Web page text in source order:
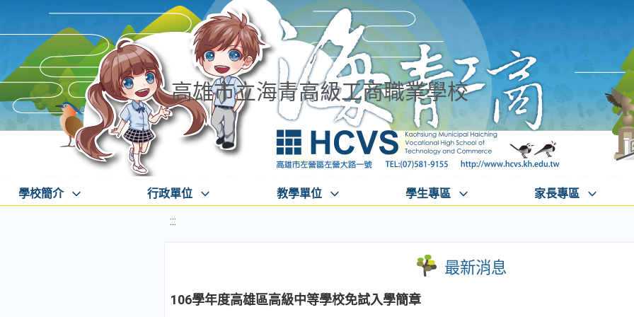
高雄市立海青高級工商職業學校
學校簡介 行政單位 教學單位 學生專區 家長專區
:::
最新消息
106學年度高雄區高級中等學校免試入學簡章